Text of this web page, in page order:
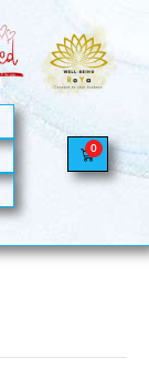
0